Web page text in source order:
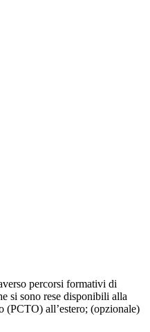
percorsi formativi di
si sono rese disponibili alla
(PCTO) all’estero; (opzionale)